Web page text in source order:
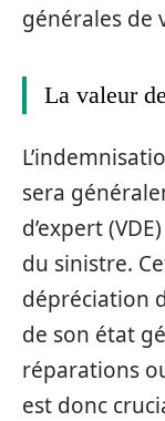
générales de
La valeur
sera
d’expert
du sinistre.
dépréciation
de son état
réparations
est donc